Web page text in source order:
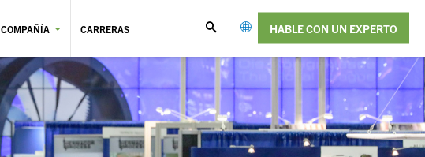
COMPAÑÍA CARRERAS HABLE CON UN EXPERTO